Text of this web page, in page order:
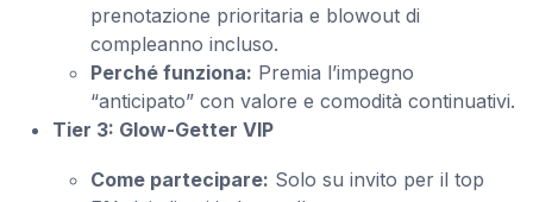
prenotazione prioritaria e blowout di
compleanno incluso.
Perché funziona: Premia l’impegno
“anticipato” con valore e comodità continuativi.
Tier 3: Glow-Getter VIP
Come partecipare: Solo su invito per il top